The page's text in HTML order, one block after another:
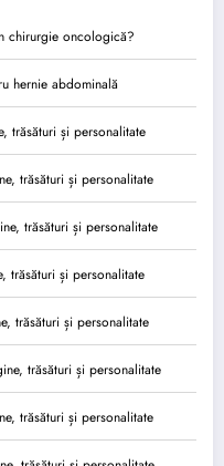
chirurgie oncologică?
hernie abdominală
trăsături și personalitate
trăsături și personalitate
trăsături și personalitate
trăsături și personalitate
trăsături și personalitate
trăsături și personalitate
trăsături și personalitate